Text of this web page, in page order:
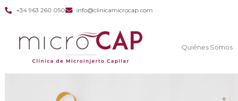
+34 963 260 050 info@clinicamicrocap.com
Quiénes Somos